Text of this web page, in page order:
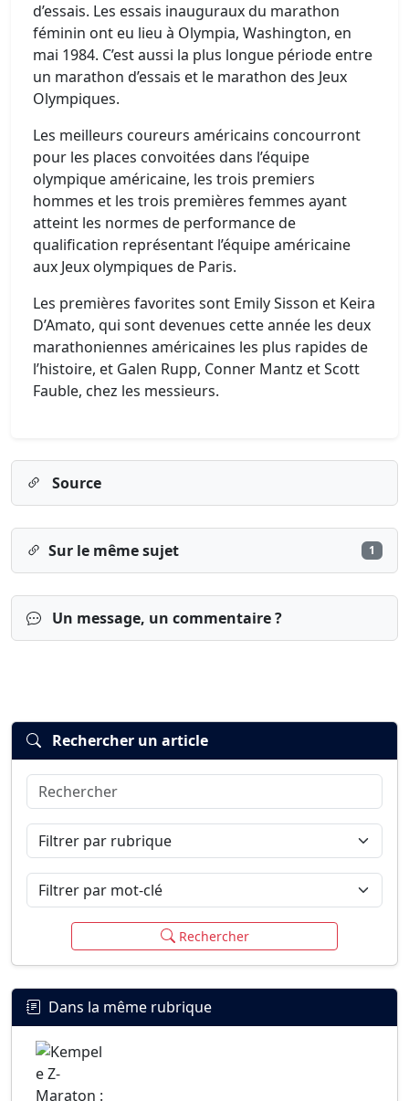
d’essais. Les essais inauguraux du marathon
féminin ont eu lieu à Olympia, Washington, en
mai 1984. C’est aussi la plus longue période entre
un marathon d’essais et le marathon des Jeux
Olympiques.
Les meilleurs coureurs américains concourront
pour les places convoitées dans l’équipe
olympique américaine, les trois premiers
hommes et les trois premières femmes ayant
atteint les normes de performance de
qualification représentant l’équipe américaine
aux Jeux olympiques de Paris.
Les premières favorites sont Emily Sisson et Keira
D’Amato, qui sont devenues cette année les deux
marathoniennes américaines les plus rapides de
l’histoire, et Galen Rupp, Conner Mantz et Scott
Fauble, chez les messieurs.
Source
Sur le même sujet 1
Un message, un commentaire ?
Connexion
Rechercher un article
Rechercher
Filtrer par rubrique
Filtrer par mot-clé
Rechercher
Dans la même rubrique